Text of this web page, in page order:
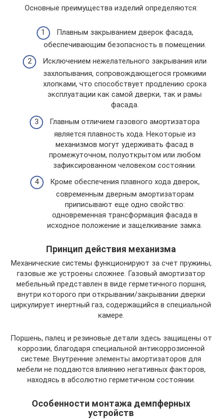
Основные преимущества изделий определяются:
Плавным закрыванием дверок фасада,
обеспечивающим безопасность в помещении.
Исключением нежелательного закрывания или
захлопывания, сопровождающегося громкими
хлопками, что способствует продлению срока
эксплуатации как самой дверки, так и рамы
фасада.
Главным отличием газового амортизатора
является плавность хода. Некоторые из
механизмов могут удерживать фасад в
промежуточном, полуоткрытом или любом
зафиксированном человеком состоянии.
Кроме обеспечения плавного хода дверок,
современным дверным амортизаторам
приписывают еще одно свойство:
одновременная трансформация фасада в
исходное положение и защелкивание замка.
Принцип действия механизма
Механические системы функционируют за счет пружины,
газовые же устроены сложнее. Газовый амортизатор
мебельный представлен в виде герметичного поршня,
внутри которого при открывании/закрывании дверки
циркулирует инертный газ, содержащийся в специальной
камере.
Поршень, палец и резиновые детали здесь защищены от
коррозии, благодаря специальной антикоррозионной
системе. Внутренние элементы амортизаторов для
мебели не поддаются влиянию негативных факторов,
находясь в абсолютно герметичном состоянии.
Особенности монтажа демпферных
устройств